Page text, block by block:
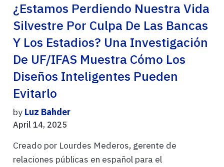
¿Estamos Perdiendo Nuestra Vida
Silvestre Por Culpa De Las Bancas
Y Los Estadios? Una Investigación
De UF/IFAS Muestra Cómo Los
Diseños Inteligentes Pueden
Evitarlo
by Luz Bahder
April 14, 2025
Creado por Lourdes Mederos, gerente de
relaciones públicas en español para el